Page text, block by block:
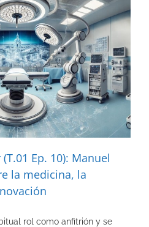
Ep. 10): Manuel
la medicina, la
rol como anfitrión y se